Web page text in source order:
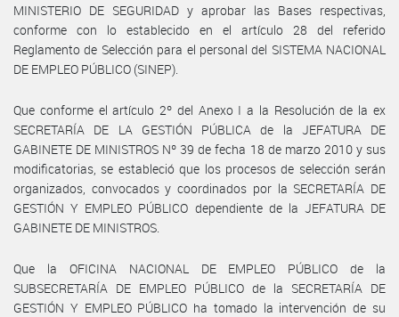
MINISTERIO DE SEGURIDAD y aprobar las Bases respectivas,
conforme con lo establecido en el artículo 28 del referido
Reglamento de Selección para el personal del SISTEMA NACIONAL
DE EMPLEO PÚBLICO (SINEP).
Que conforme el artículo 2º del Anexo I a la Resolución de la ex
SECRETARÍA DE LA GESTIÓN PÚBLICA de la JEFATURA DE
GABINETE DE MINISTROS Nº 39 de fecha 18 de marzo 2010 y sus
modificatorias, se estableció que los procesos de selección serán
organizados, convocados y coordinados por la SECRETARÍA DE
GESTIÓN Y EMPLEO PÚBLICO dependiente de la JEFATURA DE
GABINETE DE MINISTROS.
Que la OFICINA NACIONAL DE EMPLEO PÚBLICO de la
SUBSECRETARÍA DE EMPLEO PÚBLICO de la SECRETARÍA DE
GESTIÓN Y EMPLEO PÚBLICO ha tomado la intervención de su